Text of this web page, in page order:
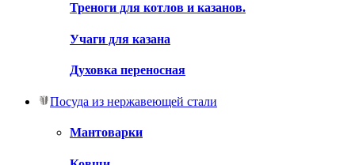
Треноги для котлов и казанов.
Учаги для казана
Духовка переносная
Посуда из нержавеющей стали
Мантоварки